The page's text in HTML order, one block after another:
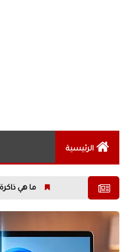
الرئيسية
ما هي ذاكرة الوصول العشوائي (RAM)؟ كل ما تحتاج معرفته عن أهم مكونات الحاسوب